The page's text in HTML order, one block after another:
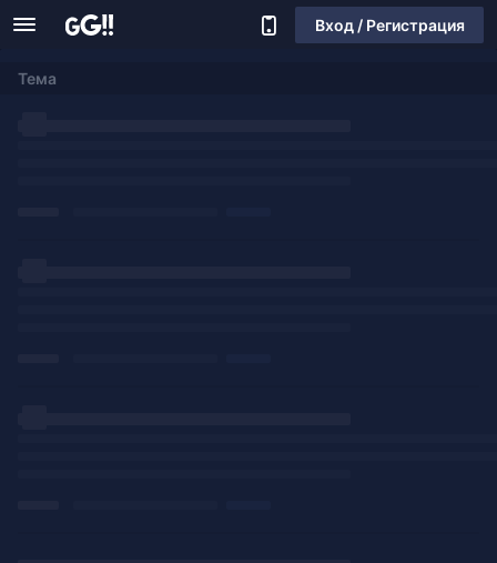
Вход / Регистрация
Тема